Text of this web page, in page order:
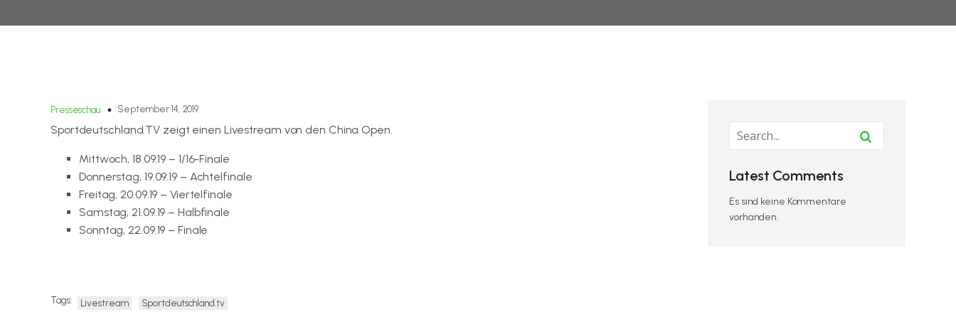
Presseschau September 14, 2019
Sportdeutschland.TV zeigt einen Livestream von den China Open.
Mittwoch, 18.09.19 – 1/16-Finale
Donnerstag, 19.09.19 – Achtelfinale
Freitag, 20.09.19 – Viertelfinale
Samstag, 21.09.19 – Halbfinale
Sonntag, 22.09.19 – Finale
Tags: Livestream Sportdeutschland.tv
Latest Comments
Es sind keine Kommentare
vorhanden.